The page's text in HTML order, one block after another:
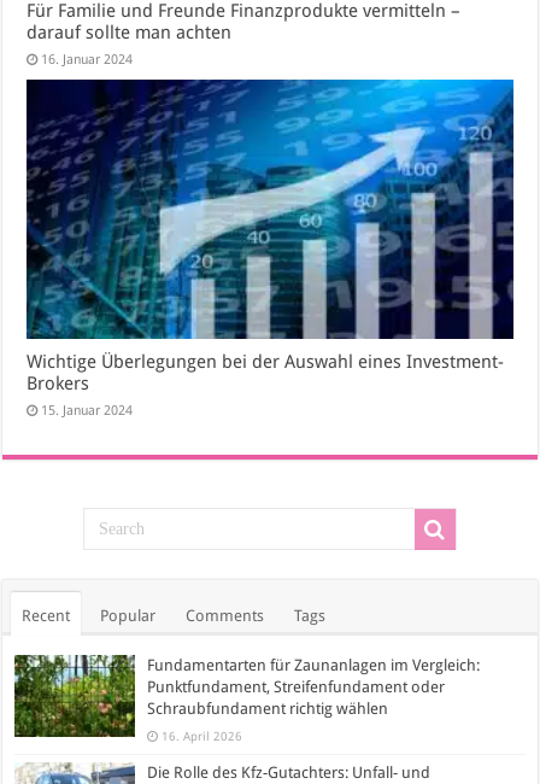
Für Familie und Freunde Finanzprodukte vermitteln –
darauf sollte man achten
16. Januar 2024
Wichtige Überlegungen bei der Auswahl eines Investment-
Brokers
15. Januar 2024
Recent Popular Comments Tags
Fundamentarten für Zaunanlagen im Vergleich:
Punktfundament, Streifenfundament oder
Schraubfundament richtig wählen
16. April 2026
Die Rolle des Kfz-Gutachters: Unfall- und